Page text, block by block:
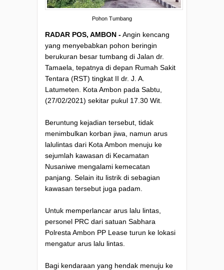
Pohon Tumbang
RADAR POS, AMBON -Angin kencang
yang menyebabkan pohon beringin
berukuran besar tumbang di Jalan dr.
Tamaela, tepatnya di depan Rumah Sakit
Tentara (RST) tingkat II dr. J. A.
Latumeten. Kota Ambon pada Sabtu,
(27/02/2021) sekitar pukul 17.30 Wit.
Beruntung kejadian tersebut, tidak
menimbulkan korban jiwa, namun arus
lalulintas dari Kota Ambon menuju ke
sejumlah kawasan di Kecamatan
Nusaniwe mengalami kemecatan
panjang. Selain itu listrik di sebagian
kawasan tersebut juga padam.
Untuk memperlancar arus lalu lintas,
personel PRC dari satuan Sabhara
Polresta Ambon PP Lease turun ke lokasi
mengatur arus lalu lintas.
Bagi kendaraan yang hendak menuju ke